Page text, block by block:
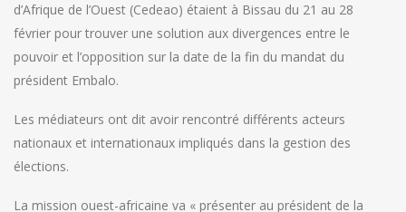
d’Afrique de l’Ouest (Cedeao) étaient à Bissau du 21 au 28
février pour trouver une solution aux divergences entre le
pouvoir et l’opposition sur la date de la fin du mandat du
président Embalo.
Les médiateurs ont dit avoir rencontré différents acteurs
nationaux et internationaux impliqués dans la gestion des
élections.
La mission ouest-africaine va « présenter au président de la